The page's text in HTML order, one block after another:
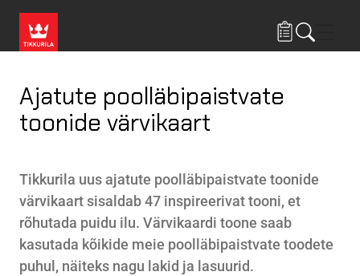
Ajatute poolläbipaistvate
toonide värvikaart
Tikkurila uus ajatute poolläbipaistvate toonide
värvikaart sisaldab 47 inspireerivat tooni, et
rõhutada puidu ilu. Värvikaardi toone saab
kasutada kõikide meie poolläbipaistvate toodete
puhul, näiteks nagu lakid ja lasuurid.